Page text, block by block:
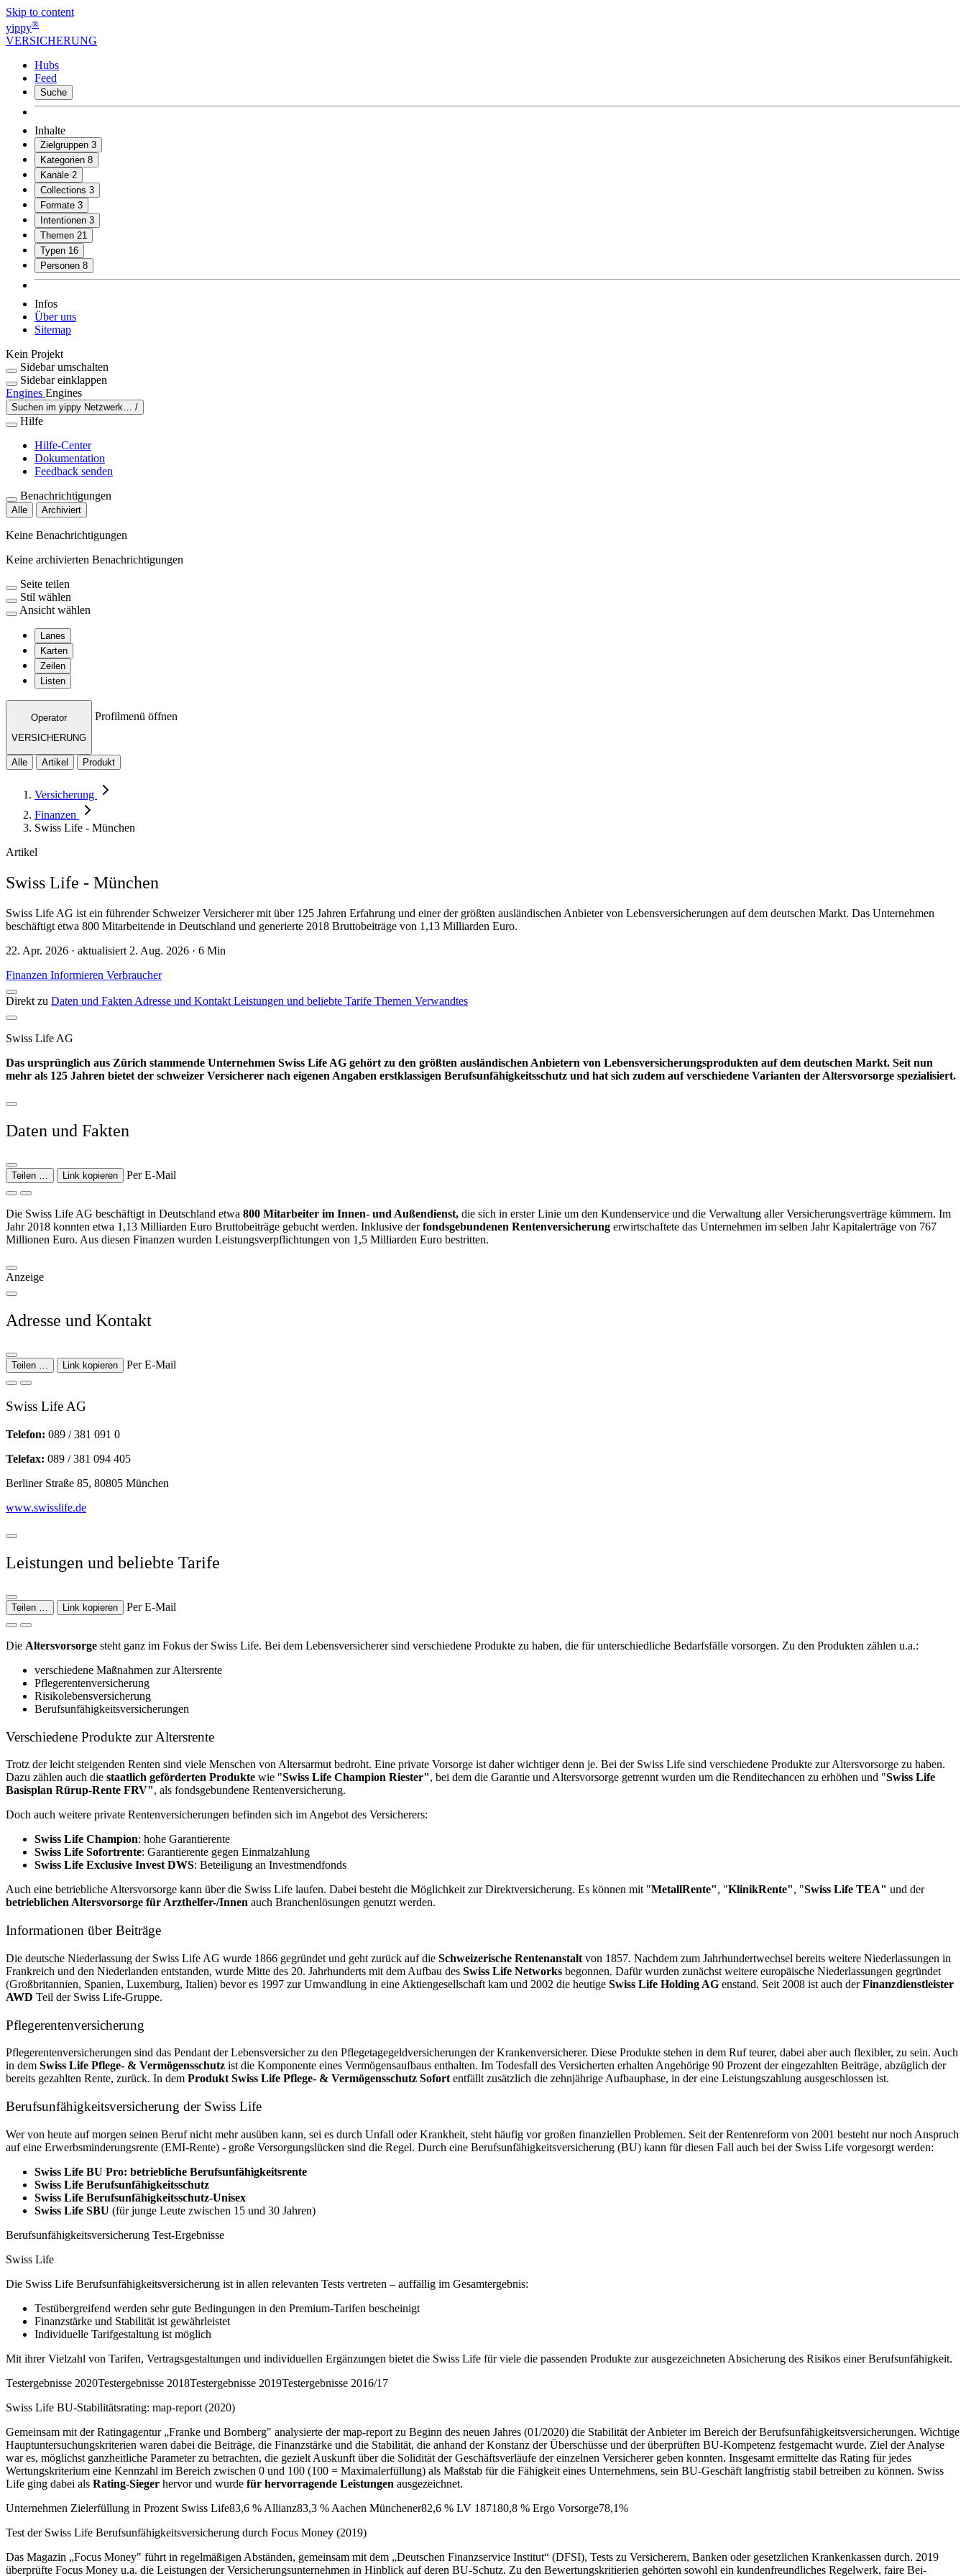
Skip to content
yippy®
VERSICHERUNG
Hubs
Feed
Suche
Inhalte
Zielgruppen 3
Kategorien 8
Kanäle 2
Collections 3
Formate 3
Intentionen 3
Themen 21
Typen 16
Personen 8
Infos
Über uns
Sitemap
Kein Projekt
Sidebar umschalten
Sidebar einklappen
Engines Engines
Suchen im yippy Netzwerk… /
Hilfe
Hilfe-Center
Dokumentation
Feedback senden
Benachrichtigungen
Alle Archiviert
Keine Benachrichtigungen
Keine archivierten Benachrichtigungen
Seite teilen
Stil wählen
Ansicht wählen
Lanes
Karten
Zeilen
Listen
Operator
VERSICHERUNG
Profilmenü öffnen
Alle Artikel Produkt
Versicherung
Finanzen
Swiss Life - München
Artikel
Swiss Life - München
Swiss Life AG ist ein führender Schweizer Versicherer mit über 125 Jahren Erfahrung und einer der größten ausländischen Anbieter von Lebensversicherungen auf dem deutschen Markt. Das Unternehmen
beschäftigt etwa 800 Mitarbeitende in Deutschland und generierte 2018 Bruttobeiträge von 1,13 Milliarden Euro.
22. Apr. 2026 · aktualisiert 2. Aug. 2026 · 6 Min
Finanzen Informieren Verbraucher
Direkt zu Daten und Fakten Adresse und Kontakt Leistungen und beliebte Tarife Themen Verwandtes
Swiss Life AG
Das ursprünglich aus Zürich stammende Unternehmen Swiss Life AG gehört zu den größten ausländischen Anbietern von Lebens­versicherungsprodukten auf dem deutschen Markt. Seit nun
mehr als 125 Jahren bietet der schweizer Ver­sicherer nach eigenen Angaben erstklassigen Berufsunfähigkeitsschutz und hat sich zudem aufverschiedene Varianten der Altersvorsorge spezialisiert.
Daten und Fakten
Teilen … Link kopieren Per E-Mail
Die Swiss Life AG beschäftigt in Deutschland etwa 800 Mitarbeiter im Innen- und Außendienst, die sich in erster Linie um den Kundenservice und die Ver­waltung aller Versicherungsverträge kümmern. Im
Jahr 2018 konnten etwa 1,13 Milliarden Euro Bruttobeiträge gebucht werden. Inklusive derfondsgebun­denen Renten­versicherung erwirtschaftete das Unternehmen im selben Jahr Kapital­erträge von 767
Millionen Euro. Aus diesen Finanzen wurden Leistungs­verpflich­tungen von 1,5 Milliarden Euro bestritten.
Anzeige
Adresse und Kontakt
Teilen … Link kopieren Per E-Mail
Swiss Life AG
Telefon: 089 / 381 091 0
Telefax: 089 / 381 094 405
Berliner Straße 85, 80805 München
www.swisslife.de
Leistungen und beliebte Tarife
Teilen … Link kopieren Per E-Mail
Die Altersvorsorge steht ganz im Fokus der Swiss Life. Bei dem Lebens­versicherer sind verschiedene Produkte zu haben, die für unterschiedliche Bedarfsfälle vorsorgen. Zu den Produkten zählen u.a.:
verschiedene Maßnahmen zur Altersrente
Pflegerentenversicherung
Risikolebensversicherung
Berufsunfähigkeitsversicherungen
Verschiedene Produkte zur Altersrente
Trotz der leicht steigenden Renten sind viele Menschen von Altersarmut bedroht. Eine private Vorsorge ist daher wichtiger denn je. Bei der Swiss Life sind verschiedene Produkte zur Altersvorsorge zu haben.
Dazu zählen auch die staatlich geförderten Produkte wie "Swiss Life Champion Riester", bei dem die Garantie und Altersvorsorge getrennt wurden um die Renditechancen zu erhöhen und "Swiss Life
Basisplan Rürup-Rente FRV", als fondsgebundene Rentenversicherung.
Doch auch weitere private Rentenversicherungen befinden sich im Angebot des Versicherers:
Swiss Life Champion: hohe Garantierente
Swiss Life Sofortrente: Garantierente gegen Einmalzahlung
Swiss Life Exclusive Invest DWS: Beteiligung an Investmendfonds
Auch eine betriebliche Altersvorsorge kann über die Swiss Life laufen. Dabei besteht die Möglichkeit zur Direktversicherung. Es können mit "MetallRente", "KlinikRente", "Swiss Life TEA" und der
betrieblichen Altersvorsorge für Arzt­helfer-/Innen auch Branchenlösungen genutzt werden.
Informationen über Beiträge
Die deutsche Niederlassung der Swiss Life AG wurde 1866 gegründet und geht zurück auf die Schweizerische Rentenanstalt von 1857. Nachdem zum Jahrhundertwechsel bereits weitere Niederlassungen in
Frankreich und den Niederlanden entstanden, wurde Mitte des 20. Jahrhunderts mit dem Aufbau des Swiss Life Networks begonnen. Dafür wurden zunächst weitere europäische Niederlassungen gegründet
(Großbritannien, Spanien, Luxemburg, Italien) bevor es 1997 zur Umwandlung in eine Aktiengesellschaft kam und 2002 die heutige Swiss Life Holding AG enstand. Seit 2008 ist auch derFinanzdienstleister
AWD Teil der Swiss Life-Gruppe.
Pflegerentenversicherung
Pflegerentenversicherungen sind das Pendant der Lebens­versicher zu den Pflegetagegeldversicherungen der Kran­ken­versicherer. Diese Produkte stehen in dem Ruf teurer, dabei aber auch flexibler, zu sein. Auch
in dem Swiss Life Pflege- & Vermö­gensschutz ist die Komponente eines Vermögensaufbaus enthal­ten. Im Todesfall des Versicherten erhalten Angehörige 90 Prozent der eingezahl­ten Beiträge, abzüglich der
bereits gezahl­ten Rente, zurück. In dem Produkt Swiss Life Pflege- & Vermö­gensschutz Sofort entfällt zusätzlich die zehnjährige Aufbauphase, in der eine Leistungszahlung ausgeschlossen ist.
Berufsunfähigkeitsversicherung der Swiss Life
Wer von heute auf morgen seinen Beruf nicht mehr ausüben kann, sei es durch Unfall oder Krankheit, steht häufig vor großen finan­ziellen Problemen. Seit der Rentenreform von 2001 besteht nur noch Anspruch
auf eine Erwerbsminderungsrente (EMI-Rente) - große Versorgungslücken sind die Regel. Durch eine Berufsun­fähigkeitsversicherung (BU) kann für diesen Fall auch bei der Swiss Life vorgesorgt werden:
Swiss Life BU Pro: betriebliche Berufsunfähigkeitsrente
Swiss Life Berufsunfähigkeitsschutz
Swiss Life Berufsunfähigkeitsschutz-Unisex
Swiss Life SBU (für junge Leute zwischen 15 und 30 Jahren)
Berufsunfähigkeitsversicherung Test-Ergebnisse
Swiss Life
Die Swiss Life Berufsunfähigkeits­versicherung ist in allen relevanten Tests vertreten – auffällig im Gesamtergebnis:
Testübergreifend werden sehr gute Bedingungen in den Premium-Tarifen bescheinigt
Finanzstärke und Stabilität ist gewährleistet
Individuelle Tarifgestaltung ist möglich
Mit ihrer Vielzahl von Tarifen, Vertrags­gestaltungen und individuellen Ergän­zungen bietet die Swiss Life für viele die passenden Produkte zur aus­gezeich­neten Absicherung des Risikos einer Berufsun­fähigkeit.
Testergebnisse 2020Testergebnisse 2018Testergebnisse 2019Testergebnisse 2016/17
Swiss Life BU-Stabilitätsrating: map-report (2020)
Gemeinsam mit der Ratingagentur „Franke und Bornberg" analysierte der map-report zu Beginn des neuen Jahres (01/2020) die Stabi­lität der An­bieter im Bereich der Berufs­unfähigkeitsversicherungen. Wichtige
Haupt­unter­suchungs­kriterien waren dabei die Bei­träge, die Finanzstärke und die Stabilität, die an­hand der Konstanz der Über­schüsse und der überprüften BU-Kompetenz fest­gemacht wurde. Ziel der Analyse
war es, mög­lichst ganz­heitliche Parameter zu betrachten, die gezielt Auskunft über die So­li­di­tät der Ge­schäftsverläufe der einzelnen Versicherer geben konnten. Ins­gesamt ermittelte das Rating für jedes
Wertungskriterium eine Kenn­zahl im Bereich zwischen 0 und 100 (100 = Maximalerfüllung) als Maßstab für die Fäh­igkeit eines Unternehmens, sein BU-Ge­schäft langfristig stabil betreiben zu können. Swiss
Life ging dabei als Rating-Sieger hervor und wurde für hervorragende Leistungen ausge­zeichnet.
Unternehmen Zielerfüllung in Prozent Swiss Life83,6 % Allianz83,3 % Aachen Münchener82,6 % LV 187180,8 % Ergo Vorsorge78,1%
Test der Swiss Life Berufsunfähigkeits­versicherung durch Focus Money (2019)
Das Magazin „Focus Money" führt in regel­mäßigen Abständen, gemeinsam mit dem „Deutschen Finanzservice Institut“ (DFSI), Tests zu Versiche­rern, Banken oder gesetz­lichen Krankenkassen durch. 2019
überprüfte Focus Money u.a. die Leistungen der Ver­sicherungs­unternehmen in Hin­blick auf deren BU-Schutz. Zu den Bewertungs­kritierien gehör­ten sowohl ein kundenfreund­liches Regelwerk, faire Bei­